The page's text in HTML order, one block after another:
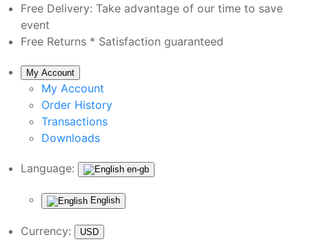
Free Delivery: Take advantage of our time to save
event
Free Returns * Satisfaction guaranteed
My Account
My Account
Order History
Transactions
Downloads
Language: en-gb
English
Currency: USD